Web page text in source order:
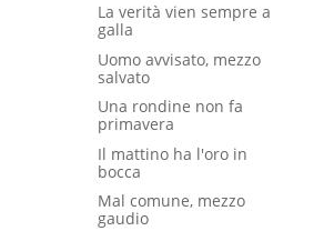
La verità vien sempre a
galla
Uomo avvisato, mezzo
salvato
Una rondine non fa
primavera
Il mattino ha l'oro in
bocca
Mal comune, mezzo
gaudio